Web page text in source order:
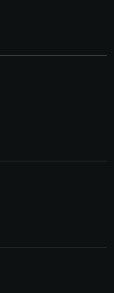
cookie